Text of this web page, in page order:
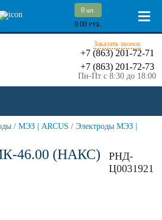
0 шт.
0.00 РУБ.
Заказать звонок
+7 (863) 201-72-71
+7 (863) 201-72-73
Пн-Пт с 8:30 до 18:00
/ МЭЗ | ARCUS / Электроды МЭЗ |
46.00 (НАКС)
РНД-
Ц0031921